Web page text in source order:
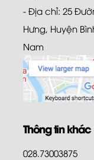
- Địa chỉ: 25
Hưng, Huyện
Nam
Thông tin khác
028.73003875